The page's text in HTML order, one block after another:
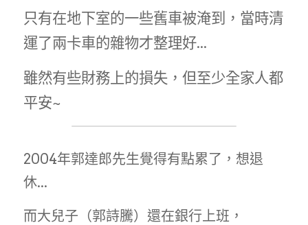
只有在地下室的一些舊車被淹到，當時清
運了兩卡車的雜物才整理好...
雖然有些財務上的損失，但至少全家人都
平安~
2004年郭達郎先生覺得有點累了，想退
休...
而大兒子（郭詩騰）還在銀行上班，